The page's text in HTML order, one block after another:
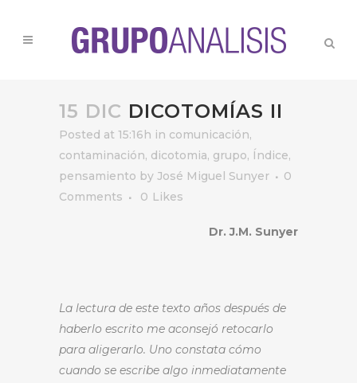
15 DIC DICOTOMÍAS II
Posted at 15:16h in comunicación,
contaminación, dicotomia, grupo, Índice,
pensamiento by José Miguel Sunyer
0
Comments
0 Likes
Dr. J.M. Sunyer
La lectura de este texto años después de
haberlo escrito me aconsejó retocarlo
para aligerarlo. Uno constata cómo
cuando se escribe algo inmediatamente